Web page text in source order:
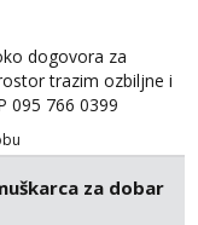
dogovora za
trazim ozbiljne i
095 766 0399
za dobar